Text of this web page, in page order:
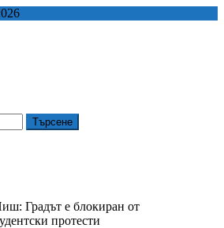
Градът е блокиран от
протести